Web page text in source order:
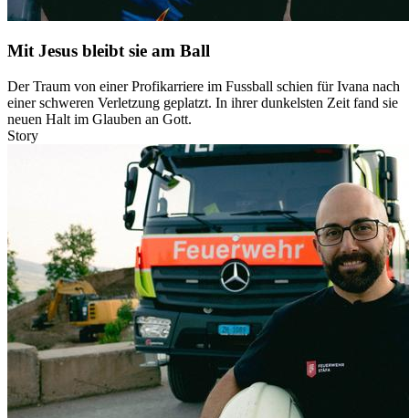
Mit Jesus bleibt sie am Ball
Der Traum von einer Profikarriere im Fussball schien für Ivana nach
einer schweren Verletzung geplatzt. In ihrer dunkelsten Zeit fand sie
neuen Halt im Glauben an Gott.
Story